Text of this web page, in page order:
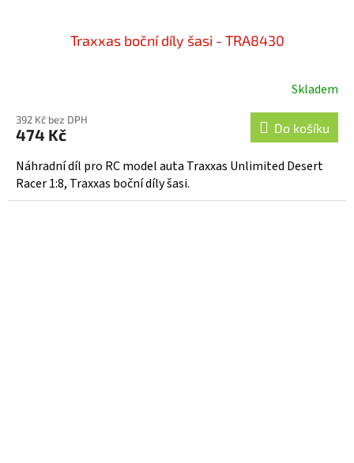
Traxxas boční díly šasi - TRA8430
Skladem
392 Kč bez DPH
474 Kč Do košíku
Náhradní díl pro RC model auta Traxxas Unlimited Desert
Racer 1:8, Traxxas boční díly šasi.